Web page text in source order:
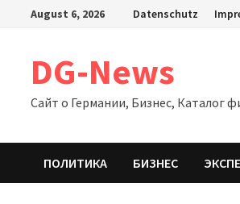
August 6, 2026 Datenschutz
DG-News
Сайт о Германии, Бизнес, Каталог
ПОЛИТИКА БИЗНЕС